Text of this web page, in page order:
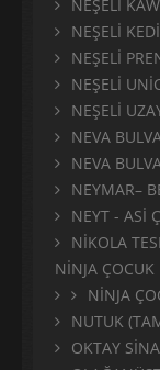
NEŞELİ
NEŞELİ
NEŞELİ
NEŞELİ
NEŞELİ
NEVA
NEVA
NEYMAR–
NEYT - ASİ
NİKOLA
NİNJA
NİNJA
NUTUK
OKTAY